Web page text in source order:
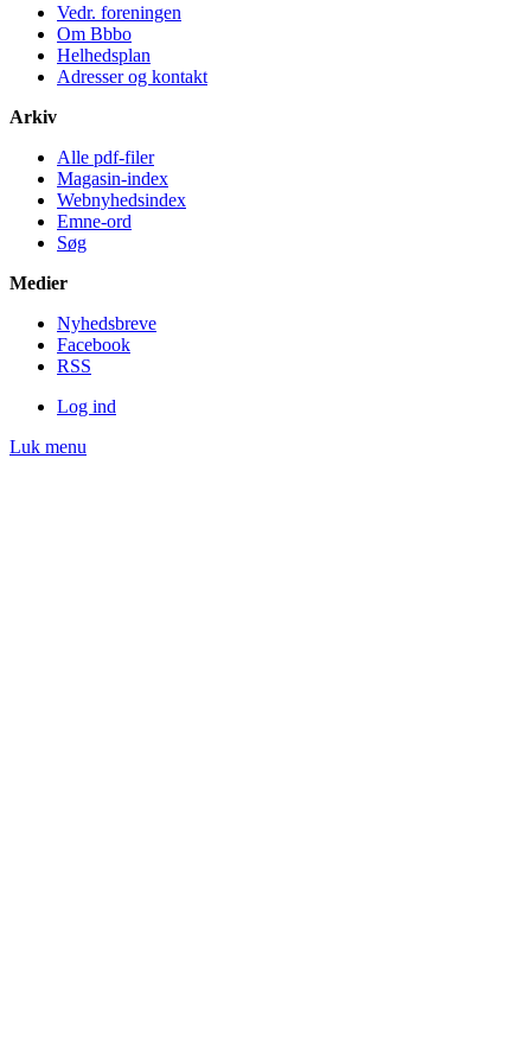
Vedr. foreningen
Om Bbbo
Helheds­plan
Adresser og kontakt
Arkiv
Alle pdf-filer
Magasin-index
Webnyhedsindex
Emne-ord
Søg
Medier
Nyheds­breve
Facebook
RSS
Log ind
Luk menu